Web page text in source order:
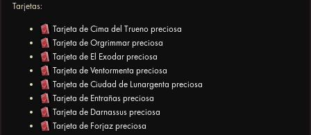
Tarjetas:
Tarjeta de Cima del Trueno preciosa
Tarjeta de Orgrimmar preciosa
Tarjeta de El Exodar preciosa
Tarjeta de Ventormenta preciosa
Tarjeta de Ciudad de Lunargenta preciosa
Tarjeta de Entrañas preciosa
Tarjeta de Darnassus preciosa
Tarjeta de Forjaz preciosa